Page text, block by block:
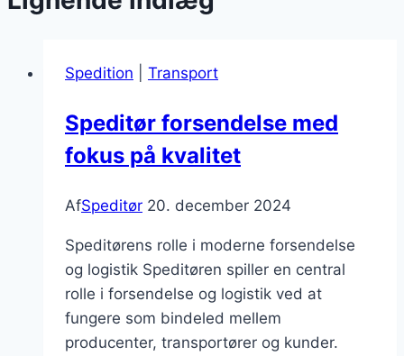
Spedition Transport
Speditør forsendelse med
fokus på kvalitet
AfSpeditør 20. december 2024
Speditørens rolle i moderne forsendelse
og logistik Speditøren spiller en central
rolle i forsendelse og logistik ved at
fungere som bindeled mellem
producenter, transportører og kunder.